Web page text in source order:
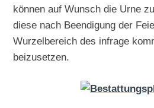
können auf Wunsch die Urne
diese nach Beendigung der
Wurzelbereich des infrage
beizusetzen.